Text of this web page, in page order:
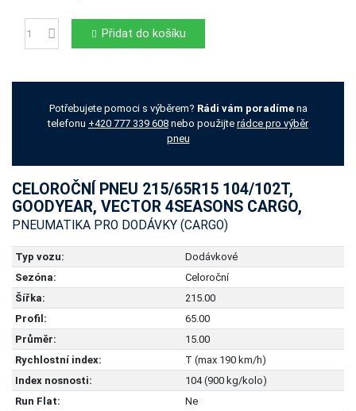
Počet Přidat do košíku
Potřebujete pomoci s výběrem? Rádi vám poradímena
telefonu +420 777 339 608 nebo použijte rádce pro výběr
pneu
CELOROČNÍ PNEU 215/65R15 104/102T,
GOODYEAR, VECTOR 4SEASONS CARGO,
PNEUMATIKA PRO DODÁVKY (CARGO)
Typ vozu:
Dodávkové
Sezóna:
Celoroční
Šířka:
215.00
Profil:
65.00
Průměr:
15.00
Rychlostní index:
T (max 190 km/h)
Index nosnosti:
104 (900 kg/kolo)
Run Flat:
Ne